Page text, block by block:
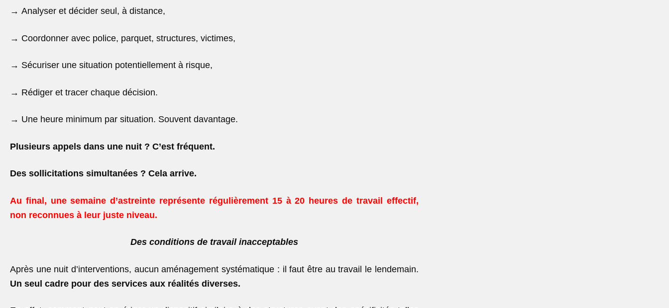
→ Analyser et décider seul, à distance,
→ Coordonner avec police, parquet, structures, victimes,
→ Sécuriser une situation potentiellement à risque,
→ Rédiger et tracer chaque décision.
→ Une heure minimum par situation. Souvent davantage.
Plusieurs appels dans une nuit ? C’est fréquent.
Des sollicitations simultanées ? Cela arrive.
Au final, une semaine d’astreinte représente régulièrement 15 à 20 heures de travail effectif,
non reconnues à leur juste niveau.
Des conditions de travail inacceptables
Après une nuit d’interventions, aucun aménagement systématique : il faut être au travail le lendemain.
Un seul cadre pour des services aux réalités diverses.